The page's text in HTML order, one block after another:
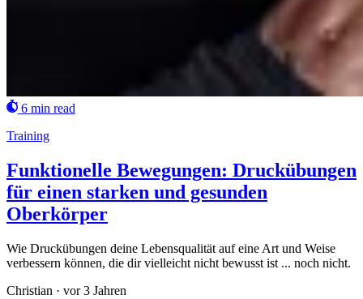
6 min read
Training
Funktionelle Bewegungen: Druckübungen
für einen starken und gesunden
Oberkörper
Wie Druckübungen deine Lebensqualität auf eine Art und Weise
verbessern können, die dir vielleicht nicht bewusst ist ... noch nicht.
Christian · vor 3 Jahren